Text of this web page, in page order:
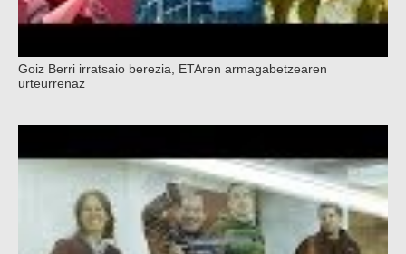
Goiz Berri irratsaio berezia, ETAren armagabetzearen
urteurrenaz